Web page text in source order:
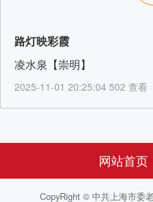
路灯映彩霞
凌水泉【崇明】
2025-11-01 20:25:04 502 查看
网站首页
CopyRight © 中共上海市委